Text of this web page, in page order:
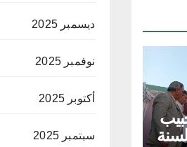
ديسمبر 2025
نوفمبر 2025
أكتوبر 2025
سبتمبر 2025